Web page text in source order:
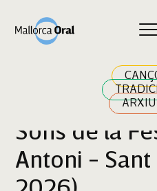
Sons de la
Antoni - Sant